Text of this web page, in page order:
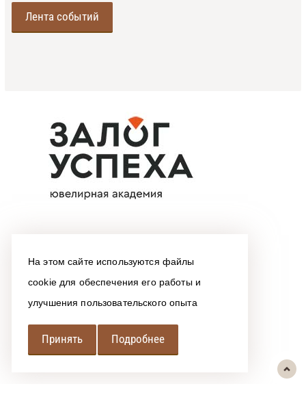
На этом сайте используются файлы
cookie для обеспечения его работы и
улучшения пользовательского опыта
Принять Подробнее
Лента событий